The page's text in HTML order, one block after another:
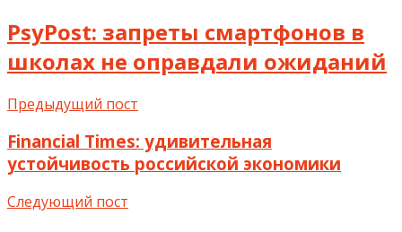
PsyPost: запреты смартфонов в
школах не оправдали ожиданий
Предыдущий пост
Financial Times: удивительная
устойчивость российской экономики
Следующий пост